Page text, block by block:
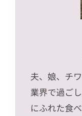
夫、娘、チ
業界で過ご
にふれた食